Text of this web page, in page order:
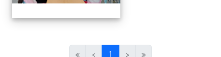
« ‹ 1 (current)
› »